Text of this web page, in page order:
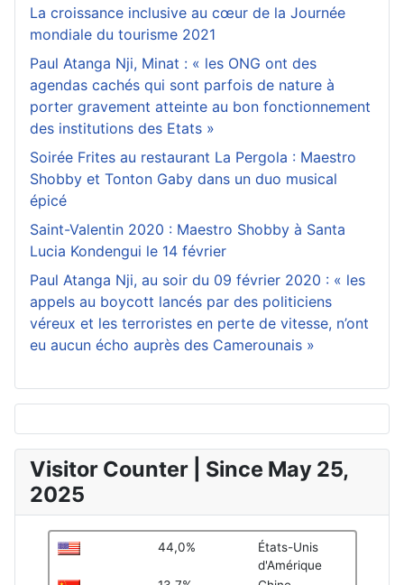
La croissance inclusive au cœur de la Journée
mondiale du tourisme 2021
Paul Atanga Nji, Minat : « les ONG ont des
agendas cachés qui sont parfois de nature à
porter gravement atteinte au bon fonctionnement
des institutions des Etats »
Soirée Frites au restaurant La Pergola : Maestro
Shobby et Tonton Gaby dans un duo musical
épicé
Saint-Valentin 2020 : Maestro Shobby à Santa
Lucia Kondengui le 14 février
Paul Atanga Nji, au soir du 09 février 2020 : « les
appels au boycott lancés par des politiciens
véreux et les terroristes en perte de vitesse, n’ont
eu aucun écho auprès des Camerounais »
Visitor Counter | Since May 25,
2025
44,0%
États-Unis
d'Amérique